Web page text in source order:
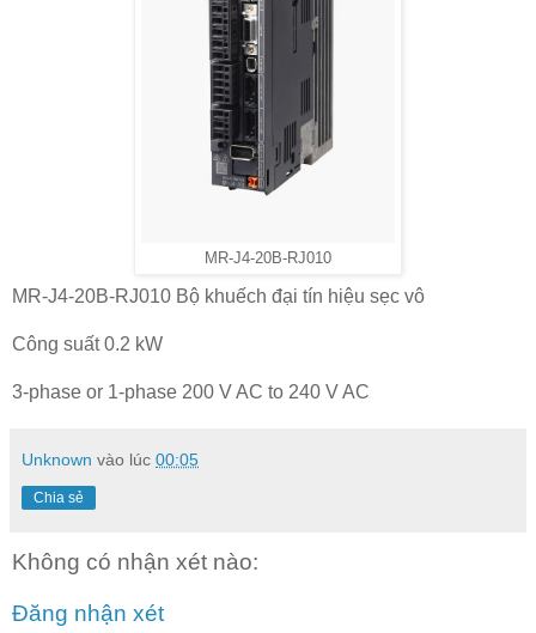
MR-J4-20B-RJ010
MR-J4-20B-RJ010 Bộ khuếch đại tín hiệu sẹc vô
Công suất 0.2 kW
3-phase or 1-phase 200 V AC to 240 V AC
Unknown vào lúc 00:05
Chia sẻ
Không có nhận xét nào:
Đăng nhận xét